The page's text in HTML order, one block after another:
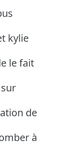
kylie
le fait
de
à